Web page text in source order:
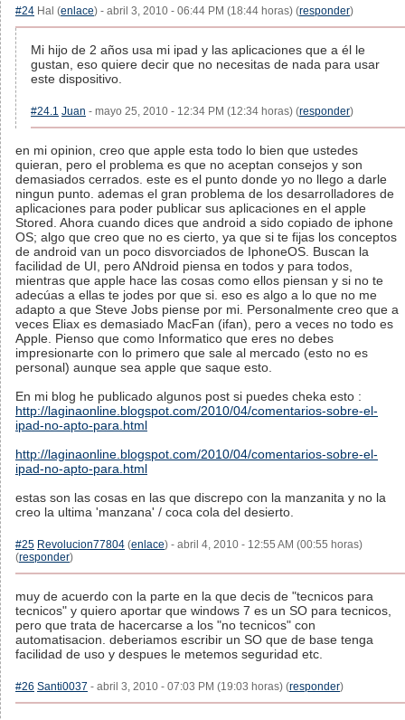
#24 Hal (enlace) - abril 3, 2010 - 06:44 PM (18:44 horas) (responder)
Mi hijo de 2 años usa mi ipad y las aplicaciones que a él le
gustan, eso quiere decir que no necesitas de nada para usar
este dispositivo.
#24.1 Juan - mayo 25, 2010 - 12:34 PM (12:34 horas) (responder)
en mi opinion, creo que apple esta todo lo bien que ustedes
quieran, pero el problema es que no aceptan consejos y son
demasiados cerrados. este es el punto donde yo no llego a darle
ningun punto. ademas el gran problema de los desarrolladores de
aplicaciones para poder publicar sus aplicaciones en el apple
Stored. Ahora cuando dices que android a sido copiado de iphone
OS; algo que creo que no es cierto, ya que si te fijas los conceptos
de android van un poco disvorciados de IphoneOS. Buscan la
facilidad de UI, pero ANdroid piensa en todos y para todos,
mientras que apple hace las cosas como ellos piensan y si no te
adecúas a ellas te jodes por que si. eso es algo a lo que no me
adapto a que Steve Jobs piense por mi. Personalmente creo que a
veces Eliax es demasiado MacFan (ifan), pero a veces no todo es
Apple. Pienso que como Informatico que eres no debes
impresionarte con lo primero que sale al mercado (esto no es
personal) aunque sea apple que saque esto.
En mi blog he publicado algunos post si puedes cheka esto :
http://laginaonline.blogspot.com/2010/04/comentarios-sobre-el-
ipad-no-apto-para.html
http://laginaonline.blogspot.com/2010/04/comentarios-sobre-el-
ipad-no-apto-para.html
estas son las cosas en las que discrepo con la manzanita y no la
creo la ultima 'manzana' / coca cola del desierto.
#25 Revolucion77804 (enlace) - abril 4, 2010 - 12:55 AM (00:55 horas)
(responder)
muy de acuerdo con la parte en la que decis de "tecnicos para
tecnicos" y quiero aportar que windows 7 es un SO para tecnicos,
pero que trata de hacercarse a los "no tecnicos" con
automatisacion. deberiamos escribir un SO que de base tenga
facilidad de uso y despues le metemos seguridad etc.
#26 Santi0037 - abril 3, 2010 - 07:03 PM (19:03 horas) (responder)